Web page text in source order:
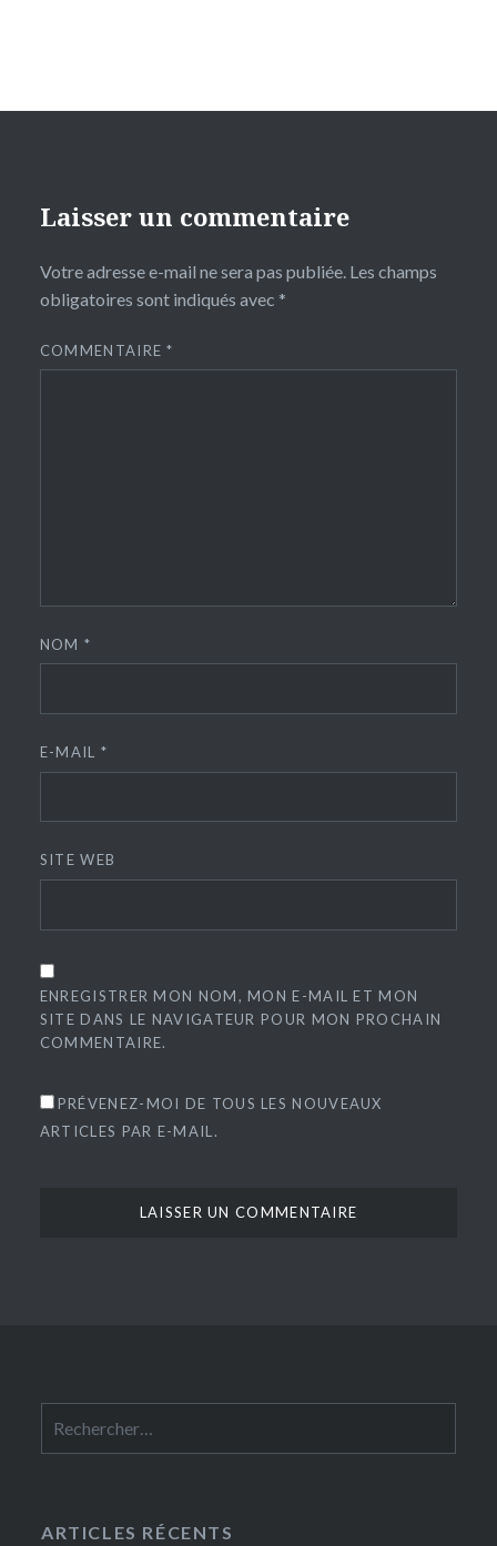
Laisser un commentaire
Votre adresse e-mail ne sera pas publiée. Les champs
obligatoires sont indiqués avec *
COMMENTAIRE*
NOM*
E-MAIL *
SITE WEB
ENREGISTRER MON NOM, MON E-MAIL ET MON
SITE DANS LE NAVIGATEUR POUR MON PROCHAIN
COMMENTAIRE.
PRÉVENEZ-MOI DE TOUS LES NOUVEAUX
ARTICLES PAR E-MAIL.
ARTICLES RÉCENTS